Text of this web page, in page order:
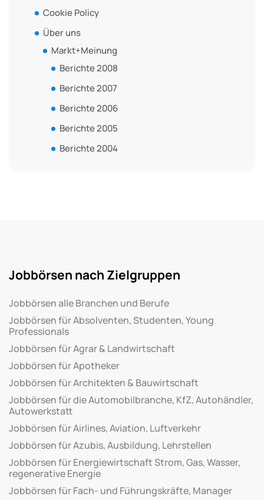
Cookie Policy
Über uns
Markt+Meinung
Berichte 2008
Berichte 2007
Berichte 2006
Berichte 2005
Berichte 2004
Jobbörsen nach Zielgruppen
Jobbörsen alle Branchen und Berufe
Jobbörsen für Absolventen, Studenten, Young
Professionals
Jobbörsen für Agrar & Landwirtschaft
Jobbörsen für Apotheker
Jobbörsen für Architekten & Bauwirtschaft
Jobbörsen für die Automobilbranche, KfZ, Autohändler,
Autowerkstatt
Jobbörsen für Airlines, Aviation, Luftverkehr
Jobbörsen für Azubis, Ausbildung, Lehrstellen
Jobbörsen für Energiewirtschaft Strom, Gas, Wasser,
regenerative Energie
Jobbörsen für Fach- und Führungskräfte, Manager